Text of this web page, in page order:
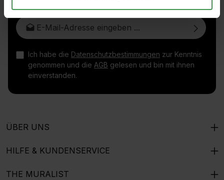
E-Mail-Adresse*
Ich habe die Datenschutzbestimmungen zur Kenntnis
genommen und die AGB gelesen und bin mit ihnen
einverstanden.
ÜBER UNS
HILFE & KUNDENSERVICE
THE MURALIST